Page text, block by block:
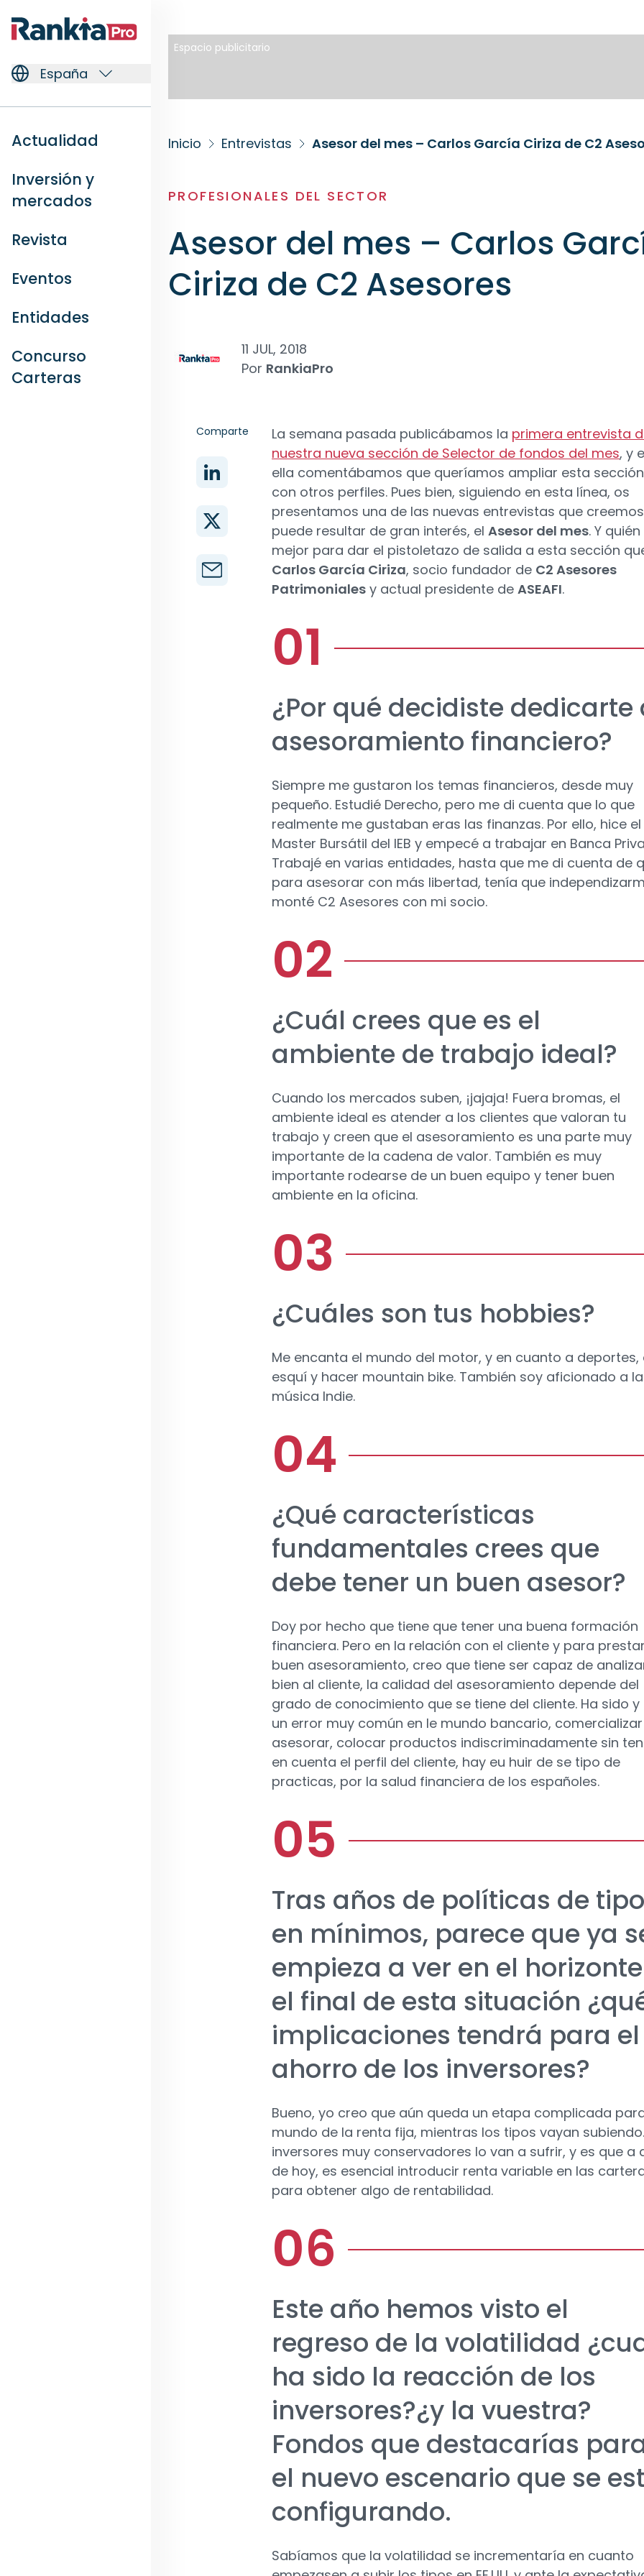
España
Actualidad
Inversión y
mercados
Revista
Eventos
Entidades
Concurso
Carteras
Espacio publicitario
Inicio Entrevistas Asesor del mes – Carlos García Ciriza de C2
PROFESIONALES DEL SECTOR
Asesor del mes – Carlos
Ciriza de C2 Asesores
11 JUL, 2018
Por RankiaPro
Comparte La semana pasada publicábamos la primera entrevista
nuestra nueva sección de Selector de fondos del mes, y
ella comentábamos que queríamos ampliar esta sección
con otros perfiles. Pues bien, siguiendo en esta línea, os
presentamos una de las nuevas entrevistas que creemos
puede resultar de gran interés, el Asesor del mes. Y quién
mejor para dar el pistoletazo de salida a esta sección
Carlos García Ciriza, socio fundador de C2 Asesores
Patrimoniales y actual presidente de ASEAFI.
¿Por qué decidiste dedicarte
asesoramiento financiero?
Siempre me gustaron los temas financieros, desde muy
pequeño. Estudié Derecho, pero me di cuenta que lo que
realmente me gustaban eras las finanzas. Por ello, hice el
Master Bursátil del IEB y empecé a trabajar en Banca
Trabajé en varias entidades, hasta que me di cuenta de
para asesorar con más libertad, tenía que
monté C2 Asesores con mi socio.
¿Cuál crees que es el
ambiente de trabajo ideal?
Cuando los mercados suben, ¡jajaja! Fuera bromas, el
ambiente ideal es atender a los clientes que valoran tu
trabajo y creen que el asesoramiento es una parte muy
importante de la cadena de valor. También es muy
importante rodearse de un buen equipo y tener buen
ambiente en la oficina.
¿Cuáles son tus hobbies?
Me encanta el mundo del motor, y en cuanto a deportes,
esquí y hacer mountain bike. También soy aficionado a la
música Indie.
¿Qué características
fundamentales crees que
debe tener un buen asesor?
Doy por hecho que tiene que tener una buena formación
financiera. Pero en la relación con el cliente y para
buen asesoramiento, creo que tiene ser capaz de
bien al cliente, la calidad del asesoramiento depende del
grado de conocimiento que se tiene del cliente. Ha sido y
un error muy común en le mundo bancario,
asesorar, colocar productos indiscriminadamente sin
en cuenta el perfil del cliente, hay eu huir de se tipo de
practicas, por la salud financiera de los españoles.
Tras años de políticas de
en mínimos, parece que ya
empieza a ver en el horizonte
el final de esta situación
implicaciones tendrá para el
ahorro de los inversores?
Bueno, yo creo que aún queda un etapa complicada
mundo de la renta fija, mientras los tipos vayan
inversores muy conservadores lo van a sufrir, y es que a
de hoy, es esencial introducir renta variable en las
para obtener algo de rentabilidad.
Este año hemos visto el
regreso de la volatilidad
ha sido la reacción de los
inversores?¿y la vuestra?
Fondos que destacarías
el nuevo escenario que se
configurando.
Sabíamos que la volatilidad se incrementaría en cuanto